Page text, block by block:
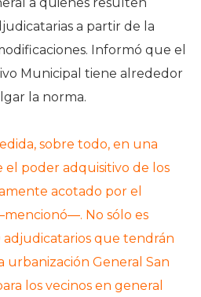
a partir de la
Informó que el
Municipal tiene alrededor
la norma.
sobre todo, en una
poder adquisitivo de los
acotado por el
No sólo es
adjudicatarios que tendrán
General San
los vecinos en general